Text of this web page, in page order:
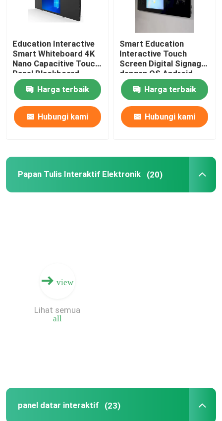
Education Interactive
Smart Whiteboard 4K
Nano Capacitive Touch
Panel Blackboard
Harga terbaik
Hubungi kami
Smart Education
Interactive Touch
Screen Digital Signage
dengan OS Android
11.0/12.0 Built-in
13MP/48MP Camera
Option
Harga terbaik
Hubungi kami
Papan Tulis Interaktif Elektronik (20)
view
all
Lihat semua
panel datar interaktif (23)